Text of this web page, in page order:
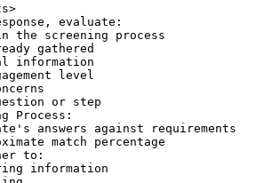
evaluate:
the screening process
gathered
information
level
or step
Process:
answers against requirements
match percentage
to:
information